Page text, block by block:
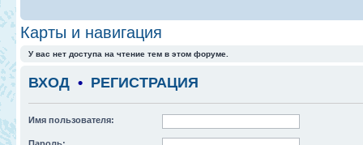
Карты и навигация
У вас нет доступа на чтение тем в этом форуме.
ВХОД • РЕГИСТРАЦИЯ
Имя пользователя: